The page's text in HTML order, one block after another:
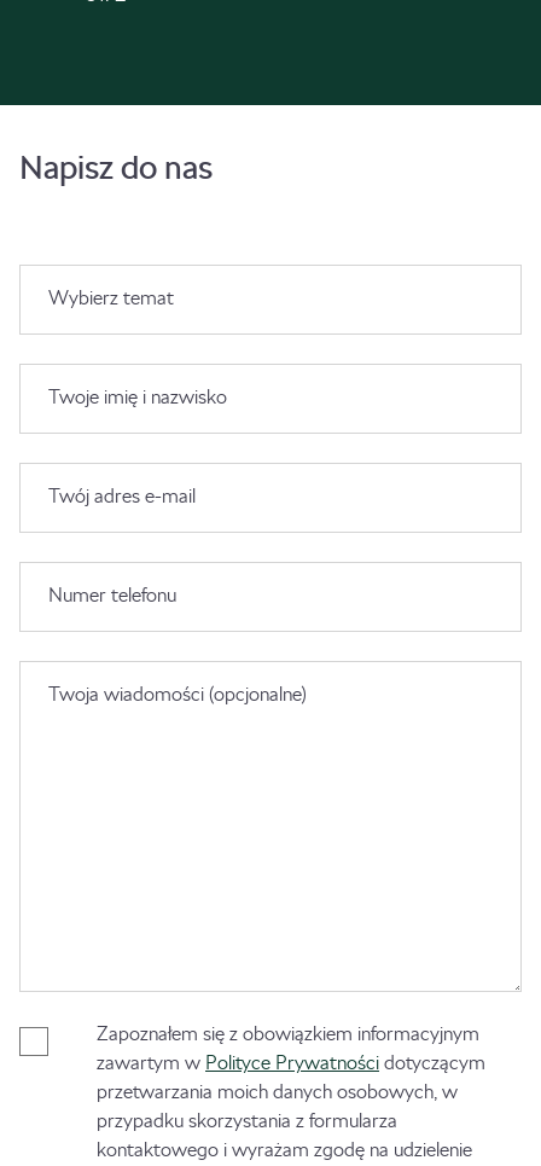
Napisz do nas
Wybierz temat
Twoje imię i nazwisko
Twój adres e-mail
Numer telefonu
Twoja wiadomości (opcjonalne)
Zapoznałem się z obowiązkiem informacyjnym
zawartym w Polityce Prywatności dotyczącym
przetwarzania moich danych osobowych, w
przypadku skorzystania z formularza
kontaktowego i wyrażam zgodę na udzielenie